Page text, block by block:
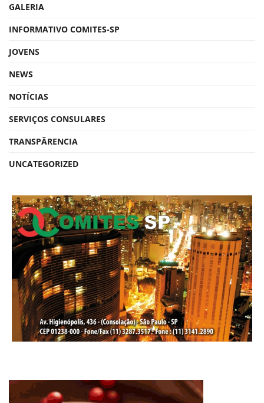
GALERIA
INFORMATIVO COMITES-SP
JOVENS
NEWS
NOTÍCIAS
SERVIÇOS CONSULARES
TRANSPÂRENCIA
UNCATEGORIZED